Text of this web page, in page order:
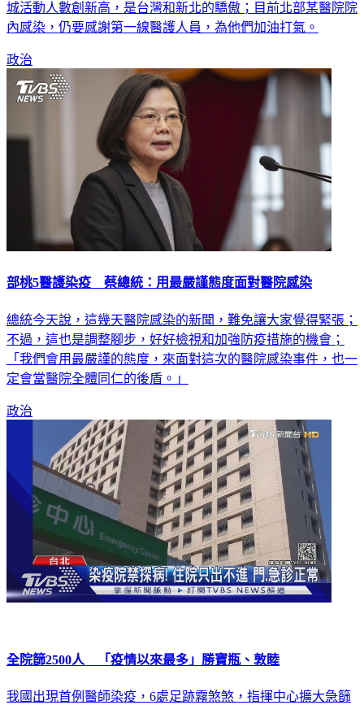
城活動人數創新高，是台灣和新北的驕傲；目前北部某醫院院
內感染，仍要感謝第一線醫護人員，為他們加油打氣。
政治
部桃5醫護染疫 蔡總統：用最嚴謹態度面對醫院感染
總統今天說，這幾天醫院感染的新聞，難免讓大家覺得緊張；
不過，這也是調整腳步，好好檢視和加強防疫措施的機會；
「我們會用最嚴謹的態度，來面對這次的醫院感染事件，也一
定會當醫院全體同仁的後盾。」
政治
全院篩2500人 「疫情以來最多」勝寶瓶、敦睦
我國出現首例醫師染疫，6處足跡霧煞煞，指揮中心擴大急篩